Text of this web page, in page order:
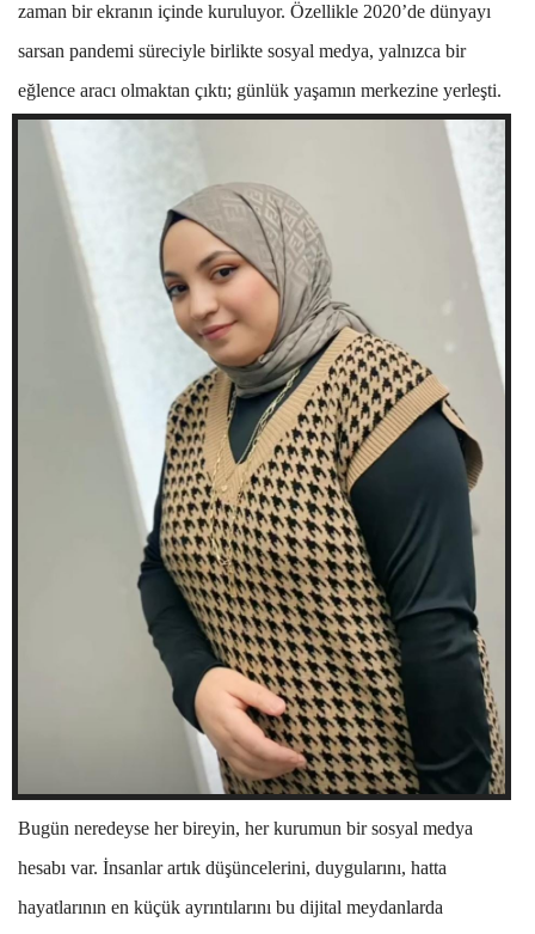
zaman bir ekranın içinde kuruluyor. Özellikle 2020’de dünyayı
sarsan pandemi süreciyle birlikte sosyal medya, yalnızca bir
eğlence aracı olmaktan çıktı; günlük yaşamın merkezine yerleşti.
Bugün neredeyse her bireyin, her kurumun bir sosyal medya
hesabı var. İnsanlar artık düşüncelerini, duygularını, hatta
hayatlarının en küçük ayrıntılarını bu dijital meydanlarda